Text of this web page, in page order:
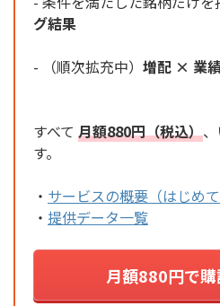
グ結果
- （順次拡充中） 増配 × 業
すべて 月額880円（税込）
す。
・ サービスの概要（はじめて
・ 提供データ一覧
月額880円で購